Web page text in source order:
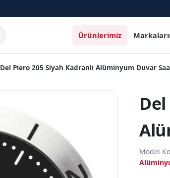
Ürünlerimiz
Del Piero 205 Siyah Kadranlı Alüminyum Duvar
Model